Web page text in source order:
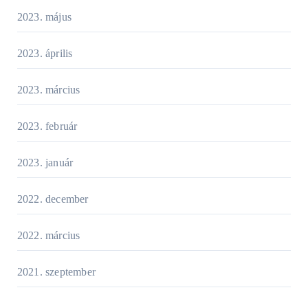
2023. május
2023. április
2023. március
2023. február
2023. január
2022. december
2022. március
2021. szeptember